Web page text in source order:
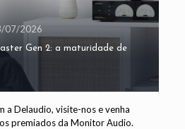
07/2026
Gen 2: a maturidade de
a Delaudio, visite-nos e venha
premiados da Monitor Audio.